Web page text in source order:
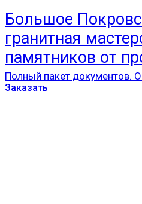
Большое
гранитная
памятников от
Полный пакет документов.
Заказать